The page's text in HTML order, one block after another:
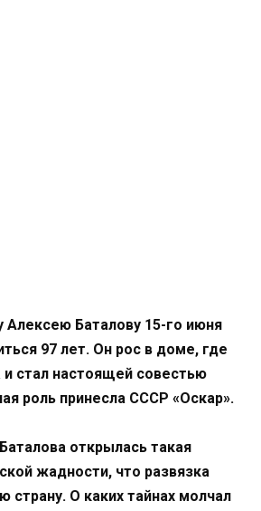
Алексею Баталову 15-го июня
97 лет. Он рос в доме, где
стал настоящей совестью
роль принесла СССР «Оскар».
открылась такая
жадности, что развязка
страну. О каких тайнах молчал